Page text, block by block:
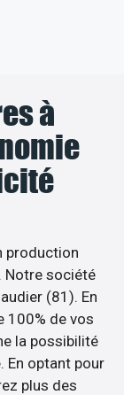
à
production
Notre société
(81). En
100% de vos
la possibilité
En optant pour
plus des